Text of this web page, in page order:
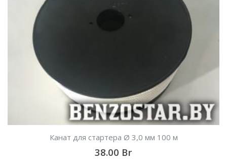
Канат для стартера Ø 3,0 мм 100 м
38.00 Br